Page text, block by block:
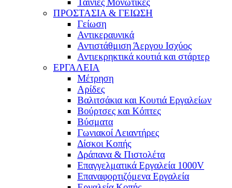
Ταινίες Μονωτικές
ΠΡΟΣΤΑΣΙΑ & ΓΕΙΩΣΗ
Γείωση
Αντικεραυνικά
Αντιστάθμιση Άεργου Ισχύος
Αντιεκρηκτικά κουτιά και στάρτερ
ΕΡΓΑΛΕΙΑ
Μέτρηση
Αρίδες
Βαλιτσάκια και Κουτιά Εργαλείων
Βούρτσες και Κόπτες
Βύσματα
Γωνιακοί Λειαντήρες
Δίσκοι Κοπής
Δράπανα & Πιστολέτα
Επαγγελματικά Εργαλεία 1000V
Επαναφορτιζόμενα Εργαλεία